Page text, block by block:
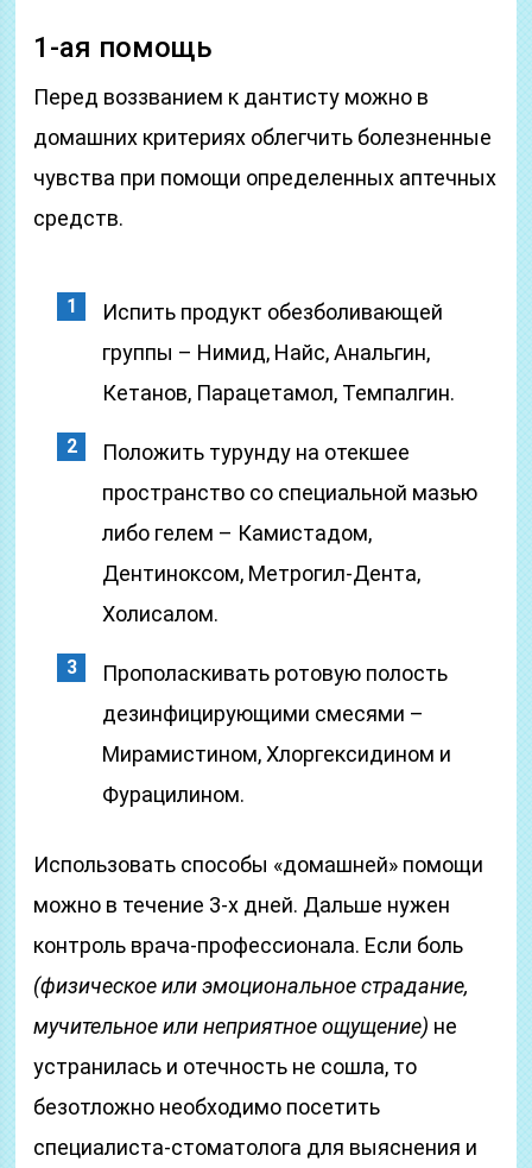
1-ая помощь
Перед воззванием к дантисту можно в
домашних критериях облегчить болезненные
чувства при помощи определенных аптечных
средств.
Испить продукт обезболивающей
группы – Нимид, Найс, Анальгин,
Кетанов, Парацетамол, Темпалгин.
Положить турунду на отекшее
пространство со специальной мазью
либо гелем – Камистадом,
Дентиноксом, Метрогил-Дента,
Холисалом.
Прополаскивать ротовую полость
дезинфицирующими смесями –
Мирамистином, Хлоргексидином и
Фурацилином.
Использовать способы «домашней» помощи
можно в течение 3-х дней. Дальше нужен
контроль врача-профессионала. Если боль
(физическое или эмоциональное страдание,
мучительное или неприятное ощущение) не
устранилась и отечность не сошла, то
безотложно необходимо посетить
специалиста-стоматолога для выяснения и